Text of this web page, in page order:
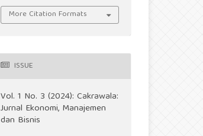
More Citation Formats
ISSUE
Vol. 1 No. 3 (2024): Cakrawala:
Jurnal Ekonomi, Manajemen
dan Bisnis